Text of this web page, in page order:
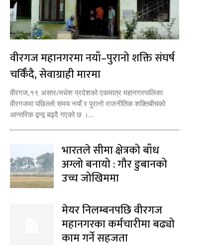
वीरगज महानगरमा नयाँ–पुरानो शक्ति संघर्ष
चर्किँदै, सेवाग्राही मारमा
वीरगज,१९ असार/मधेश प्रदेशको एकमात्र महानगरपालिका
वीरगजमा पछिल्लो समय नयाँ र पुरानो राजनीतिक शक्तिबीचको
आन्तरिक द्वन्द्व बढ्दै गएको छ ।...
भारतले सीमा क्षेत्रको बाँध
अग्लो बनायो : गौर डुबानको
उच्च जोखिममा
मेयर निलम्बनपछि वीरगज
महानगरका कर्मचारीमा बढ्यो
काम गर्ने सहजता